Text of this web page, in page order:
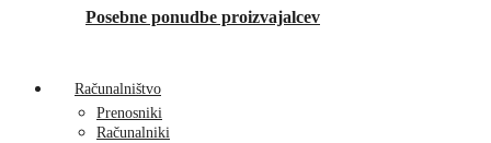
Posebne ponudbe proizvajalcev
Računalništvo
Prenosniki
Računalniki